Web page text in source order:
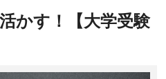
かす！【大学受験